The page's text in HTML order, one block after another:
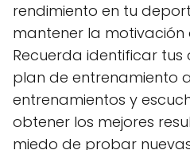
rendimiento en tu
mantener la motivación
Recuerda identificar tus
plan de entrenamiento
entrenamientos y
obtener los mejores
miedo de probar